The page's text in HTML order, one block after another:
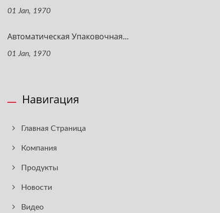
01 Jan, 1970
Автоматическая Упаковочная...
01 Jan, 1970
Навигация
Главная Страница
Компания
Продукты
Новости
Видео